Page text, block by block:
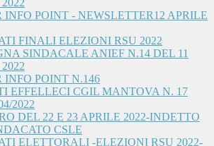
INFO POINT - NEWSLETTER12 APRILE
FINALI ELEZIONI RSU 2022
SINDACALE ANIEF N.14 DEL 11
INFO POINT N.146
EFFELLECI CGIL MANTOVA N. 17
2022
DEL 22 E 23 APRILE 2022-INDETTO
CSLE
ELETTORALI -ELEZIONI RSU 2022-